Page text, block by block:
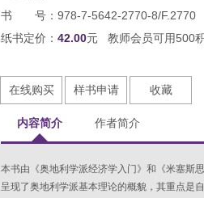
书 号：978-7-5642-2770-8/F.2770
纸书定价： 42.00元 教师会员可用500
在线购买 样书申请 收藏
内容简介 作者简介
本书由《奥地利学派经济学入门》和《米塞斯
呈现了奥地利学派基本理论的概貌，其重点是